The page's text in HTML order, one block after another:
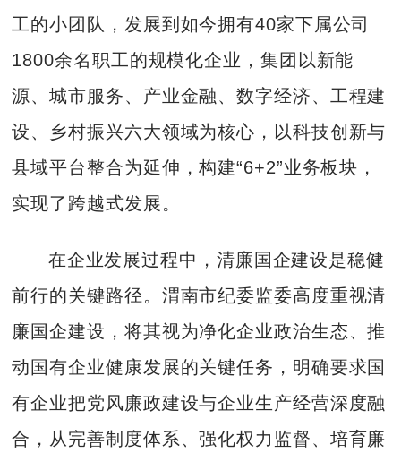
工的小团队，发展到如今拥有40家下属公司
1800余名职工的规模化企业，集团以新能
源、城市服务、产业金融、数字经济、工程建
设、乡村振兴六大领域为核心，以科技创新与
县域平台整合为延伸，构建“6+2”业务板块，
实现了跨越式发展。
在企业发展过程中，清廉国企建设是稳健
前行的关键路径。渭南市纪委监委高度重视清
廉国企建设，将其视为净化企业政治生态、推
动国有企业健康发展的关键任务，明确要求国
有企业把党风廉政建设与企业生产经营深度融
合，从完善制度体系、强化权力监督、培育廉